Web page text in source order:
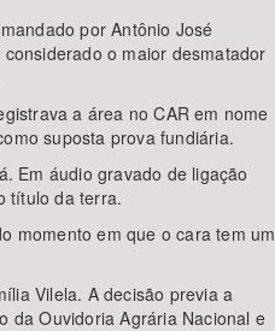
por Antônio José
o maior desmatador
a área no CAR em nome
suposta prova fundiária.
Em áudio gravado de ligação
título da terra.
momento em que o cara tem um
Vilela. A decisão previa a
da Ouvidoria Agrária Nacional e